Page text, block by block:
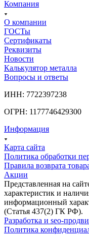
Компания
О компании
ГОСТы
Сертификаты
Реквизиты
Новости
Калькулятор металла
Вопросы и ответы
ИНН: 7722397238
ОГРН: 1177746429300
Информация
Карта сайта
Политика обработки
Правила возврата
Акции
Представленная на
характеристик и
информационный
(Статья 437(2) ГК РФ).
Разработка и seo-
Политика